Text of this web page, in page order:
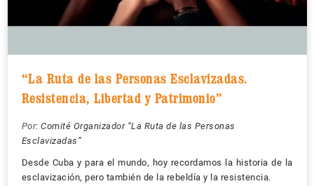
“La Ruta de las Personas Esclavizadas.
Resistencia, Libertad y Patrimonio”
Por: Comité Organizador “La Ruta de las Personas
Esclavizadas”
Desde Cuba y para el mundo, hoy recordamos la historia de la
esclavización, pero también de la rebeldía y la resistencia.